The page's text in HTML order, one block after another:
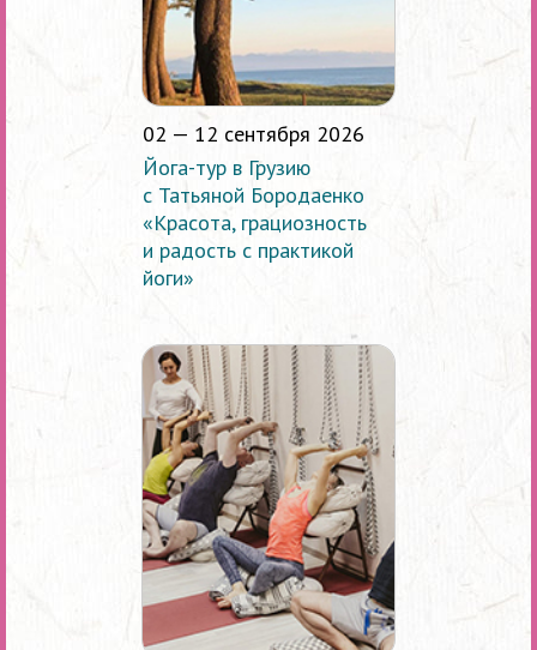
02 — 12 сентября 2026
Йога-тур в Грузию
с Татьяной Бородаенко
«Красота, грациозность
и радость с практикой
йоги»